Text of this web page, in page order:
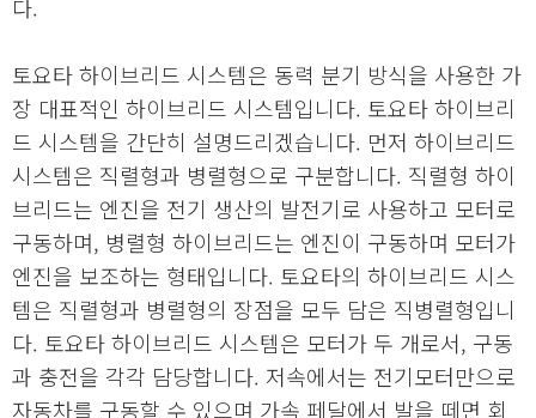
다.
토요타 하이브리드 시스템은 동력 분기 방식을 사용한 가
장 대표적인 하이브리드 시스템입니다. 토요타 하이브리
드 시스템을 간단히 설명드리겠습니다. 먼저 하이브리드
시스템은 직렬형과 병렬형으로 구분합니다. 직렬형 하이
브리드는 엔진을 전기 생산의 발전기로 사용하고 모터로
구동하며, 병렬형 하이브리드는 엔진이 구동하며 모터가
엔진을 보조하는 형태입니다. 토요타의 하이브리드 시스
템은 직렬형과 병렬형의 장점을 모두 담은 직병렬형입니
다. 토요타 하이브리드 시스템은 모터가 두 개로서, 구동
과 충전을 각각 담당합니다. 저속에서는 전기모터만으로
자동차를 구동할 수 있으며 가속 페달에서 발을 떼면 회